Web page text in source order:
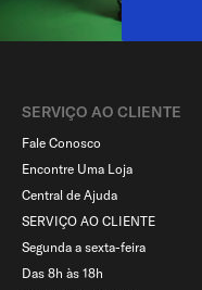
SERVIÇO AO CLIENTE​
Fale Conosco
Encontre Uma Loja
Central de Ajuda
SERVIÇO AO CLIENTE
Segunda a sexta-feira
Das 8h às 18h